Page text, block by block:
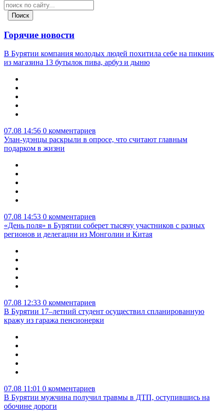
Поиск
Горячие новости
В Бурятии компания молодых людей похитила себе на пикник
из магазина 13 бутылок пива, арбуз и дыню
07.08 14:56 0 комментариев
Улан-удэнцы раскрыли в опросе, что считают главным
подарком в жизни
07.08 14:53 0 комментариев
«День поля» в Бурятии соберет тысячу участников с разных
регионов и делегации из Монголии и Китая
07.08 12:33 0 комментариев
В Бурятии 17–летний студент осуществил спланированную
кражу из гаража пенсионерки
07.08 11:01 0 комментариев
В Бурятии мужчина получил травмы в ДТП, оступившись на
обочине дороги